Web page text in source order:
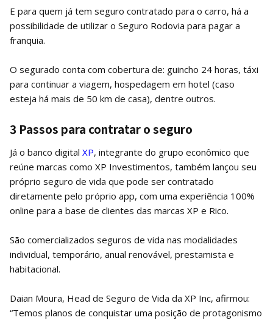
E para quem já tem seguro contratado para o carro, há a
possibilidade de utilizar o Seguro Rodovia para pagar a
franquia.
O segurado conta com cobertura de: guincho 24 horas, táxi
para continuar a viagem, hospedagem em hotel (caso
esteja há mais de 50 km de casa), dentre outros.
3 Passos para contratar o seguro
Já o banco digital XP, integrante do grupo econômico que
reúne marcas como XP Investimentos, também lançou seu
próprio seguro de vida que pode ser contratado
diretamente pelo próprio app, com uma experiência 100%
online para a base de clientes das marcas XP e Rico.
São comercializados seguros de vida nas modalidades
individual, temporário, anual renovável, prestamista e
habitacional.
Daian Moura, Head de Seguro de Vida da XP Inc, afirmou:
“Temos planos de conquistar uma posição de protagonismo